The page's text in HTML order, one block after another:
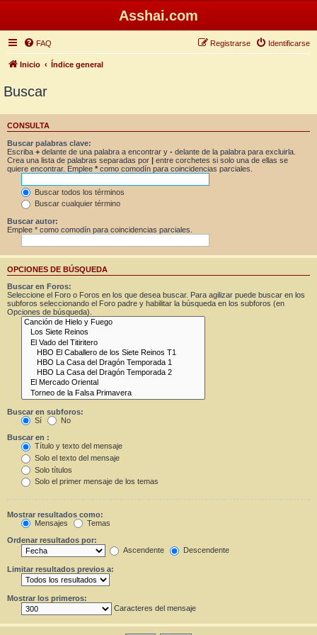
Asshai.com
FAQ Identificarse
Registrarse
Inicio Índice general
Buscar
CONSULTA
Buscar palabras clave:
Escriba + delante de una palabra a encontrar y - delante de la palabra para excluirla.
Crea una lista de palabras separadas por | entre corchetes si solo una de ellas se
quiere encontrar. Emplee * como comodín para coincidencias parciales.
Buscar todos los términos
Buscar cualquier término
Buscar autor:
Emplee * como comodín para coincidencias parciales.
OPCIONES DE BÚSQUEDA
Buscar en Foros:
Seleccione el Foro o Foros en los que desea buscar. Para agilizar puede buscar en los
subforos seleccionando el Foro padre y habilitar la búsqueda en los subforos (en
Opciones de búsqueda).
Buscar en subforos:
Sí
No
Buscar en :
Título y texto del mensaje
Solo el texto del mensaje
Solo títulos
Solo el primer mensaje de los temas
Mostrar resultados como:
Mensajes
Temas
Ordenar resultados por:
Ascendente
Descendente
Limitar resultados previos a:
Mostrar los primeros:
Caracteres del mensaje